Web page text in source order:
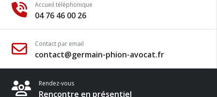
Accueil téléphonique
04 76 46 00 26
Contact par email
contact@germain-phion-avocat.fr
Rendez-vous
Rencontre en présentiel